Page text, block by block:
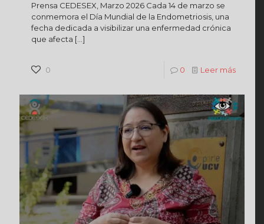
Prensa CEDESEX, Marzo 2026 Cada 14 de marzo se
conmemora el Día Mundial de la Endometriosis, una
fecha dedicada a visibilizar una enfermedad crónica
que afecta […]
0 0 Leer más